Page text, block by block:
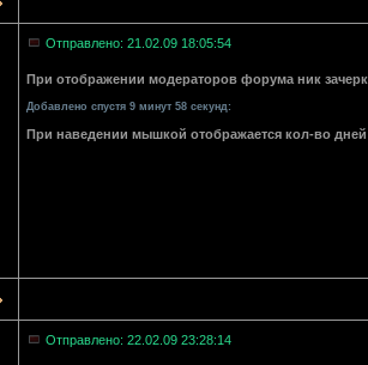
Отправлено: 21.02.09 18:05:54
При отображении модераторов форума ник
Добавлено спустя 9 минут 58 секунд:
При наведении мышкой отображается кол-во
Отправлено: 22.02.09 23:28:14